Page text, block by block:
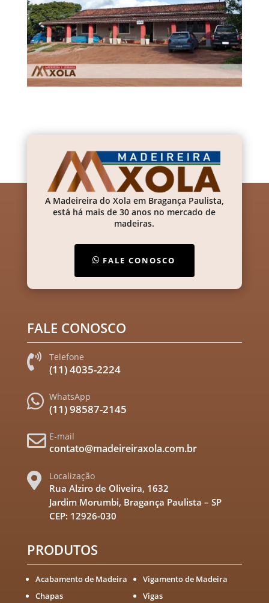
A Madeireira do Xola em Bragança Paulista,
está há mais de 30 anos no mercado de
madeiras.
FALE CONOSCO
FALE CONOSCO
 Telefone
(11) 4035-2224
 WhatsApp
(11) 98587-2145
 E-mail
contato@madeireiraxola.com.br
 Localização
Rua Alziro de Oliveira, 1632
Jardim Morumbi, Bragança Paulista – SP
CEP: 12926-030
PRODUTOS
Acabamento de Madeira
Chapas
Vigamento de Madeira
Vigas